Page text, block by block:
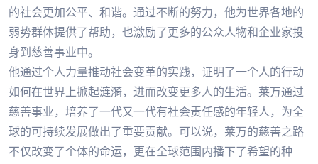
的社会更加公平、和谐。通过不断的努力，他为世界各地的
弱势群体提供了帮助，也激励了更多的公众人物和企业家投
身到慈善事业中。
他通过个人力量推动社会变革的实践，证明了一个人的行动
如何在世界上掀起涟漪，进而改变更多人的生活。莱万通过
慈善事业，培养了一代又一代有社会责任感的年轻人，为全
球的可持续发展做出了重要贡献。可以说，莱万的慈善之路
不仅改变了个体的命运，更在全球范围内播下了希望的种